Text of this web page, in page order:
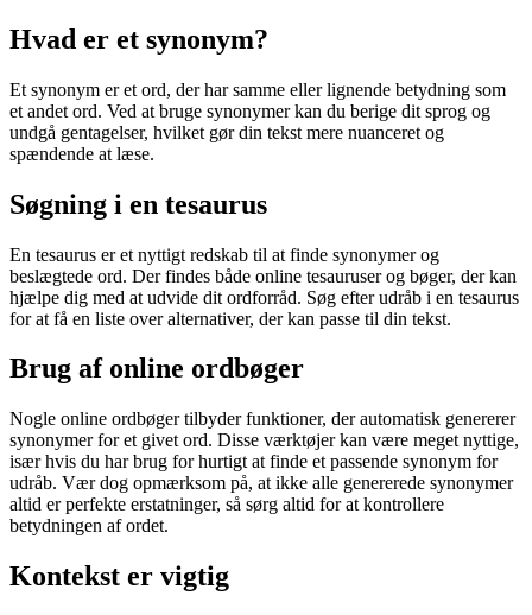
Hvad er et synonym?
Et synonym er et ord, der har samme eller lignende betydning som
et andet ord. Ved at bruge synonymer kan du berige dit sprog og
undgå gentagelser, hvilket gør din tekst mere nuanceret og
spændende at læse.
Søgning i en tesaurus
En tesaurus er et nyttigt redskab til at finde synonymer og
beslægtede ord. Der findes både online tesauruser og bøger, der kan
hjælpe dig med at udvide dit ordforråd. Søg efter udråb i en tesaurus
for at få en liste over alternativer, der kan passe til din tekst.
Brug af online ordbøger
Nogle online ordbøger tilbyder funktioner, der automatisk genererer
synonymer for et givet ord. Disse værktøjer kan være meget nyttige,
især hvis du har brug for hurtigt at finde et passende synonym for
udråb. Vær dog opmærksom på, at ikke alle genererede synonymer
altid er perfekte erstatninger, så sørg altid for at kontrollere
betydningen af ordet.
Kontekst er vigtig